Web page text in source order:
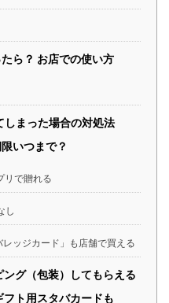
ら？ お店での使い方
しまった場合の対処法
いつまで？
リで贈れる
し
ッジカード」も店舗で買える
グ（包装）してもらえる
フト用スタバカードも